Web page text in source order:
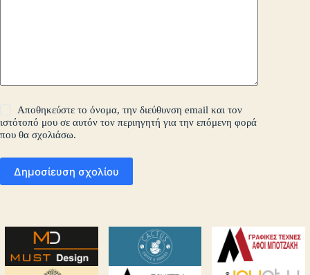
Αποθηκεύστε το όνομα, την διεύθυνση email και τον
ιστότοπό μου σε αυτόν τον περιηγητή για την επόμενη φορά
που θα σχολιάσω.
Δημοσίευση σχολίου